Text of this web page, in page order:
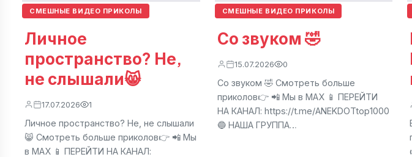
СМЕШНЫЕ ВИДЕО ПРИКОЛЫ
Личное
пространство? Не,
не слышали😸
17.07.2026 1
Личное пространство? Не, не слышали
😸 Смотреть больше приколов👉 📲 Мы
в МАХ 📱 ПЕРЕЙТИ НА КАНАЛ:
СМЕШНЫЕ ВИДЕО ПРИКОЛЫ
Со звуком 🤣
15.07.2026 0
Со звуком 🤣 Смотреть больше
приколов👉 📲 Мы в МАХ 📱 ПЕРЕЙТИ
НА КАНАЛ: https://t.me/ANEKDOTtop1000
🔵 НАША ГРУППА…